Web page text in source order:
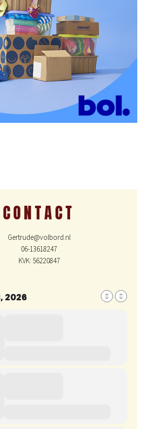
CONTACT
Gertrude@volbord.nl
06-13618247
KVK: 56220847
2026